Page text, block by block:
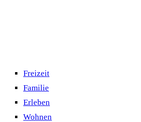
Freizeit
Familie
Erleben
Wohnen